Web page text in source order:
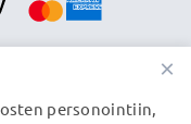
×
personointiin,